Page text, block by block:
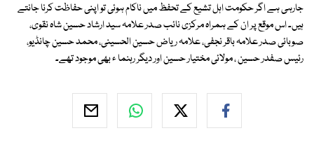
جارہی ہے اگر حکومت اہل تشیع کے تحفظ میں ناکام ہوئی تو اپنی حفاظت کرنا جانتے
ہیں۔ اس موقع پر ان کے ہمراہ مرکزی نائب صدر علامہ سید ارشاد حسین شاہ نقوی،
صوبائی صدر علامہ باقر نجفی، علامہ ریاض حسین الحسینی، محمد حسین چانڈیو،
رئیس صفدر حسین ، مولائی مختیار حسین اور دیگر رہنما ء بھی موجود تھے۔